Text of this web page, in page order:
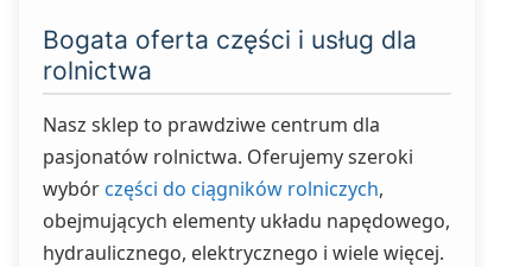
Bogata oferta części i usług dla
rolnictwa
Nasz sklep to prawdziwe centrum dla
pasjonatów rolnictwa. Oferujemy szeroki
wybór części do ciągników rolniczych,
obejmujących elementy układu napędowego,
hydraulicznego, elektrycznego i wiele więcej.